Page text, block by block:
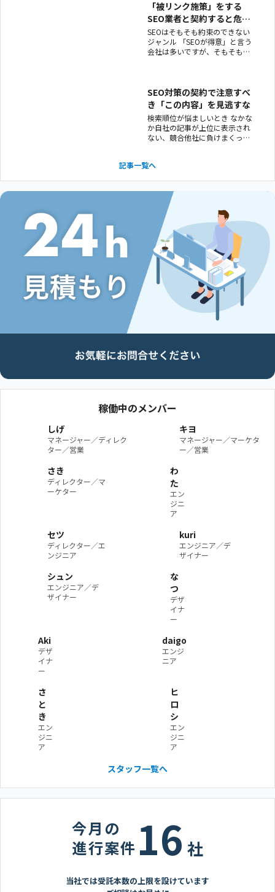
から始められるSEOの「3つのコ
ツ」をご紹介します。 それ
「被リンク施策」をする
SEO業者と契約すると危険
な理由
SEOはそもそも約束のできない
ジャンル 「SEOが得意」と言う
会社は多いですが、そもそも検
る非公開かつ流動的なルール
「アルゴリズム」に準拠するか
らです。 そのため、誰も調べな
いようなマニアックな
SEO対策の契約で注意すべ
き「この内容」を見逃すな
検索順位が悩ましいとき なかな
か自社の記事が上位に表示され
ない、競合他社に負けまくって
る側からすると何をやっている
いという会社は多いです。 実際
にSEOは、順位の変動はあ
記事一覧へ
今月の
進行案件 16 社
当社では受託本数の上限を設けています
稼働中のメンバー
しげ
マネージャー／ディレク
ター／営業
キヨ
マネージャー／マーケタ
ー／営業
さき
ディレクター／マ
ーケター
わ
た
エン
ジニ
ア
セツ
ディレクター／エ
ンジニア
kuri
エンジニア／デ
ザイナー
シュン
エンジニア／デ
ザイナー
な
つ
デザ
イナ
ー
Aki
デザ
イナ
ー
daigo
エンジ
ニア
さ
と
き
エン
ジニ
ア
ヒ
ロ
シ
エン
ジニ
ア
スタッフ一覧へ